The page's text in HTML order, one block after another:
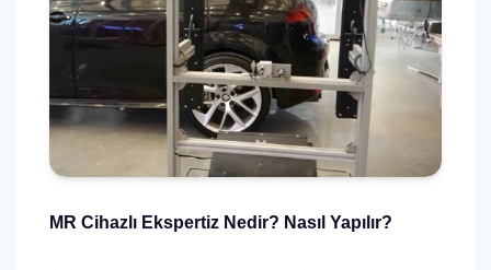
MR Cihazlı Ekspertiz Nedir? Nasıl Yapılır?